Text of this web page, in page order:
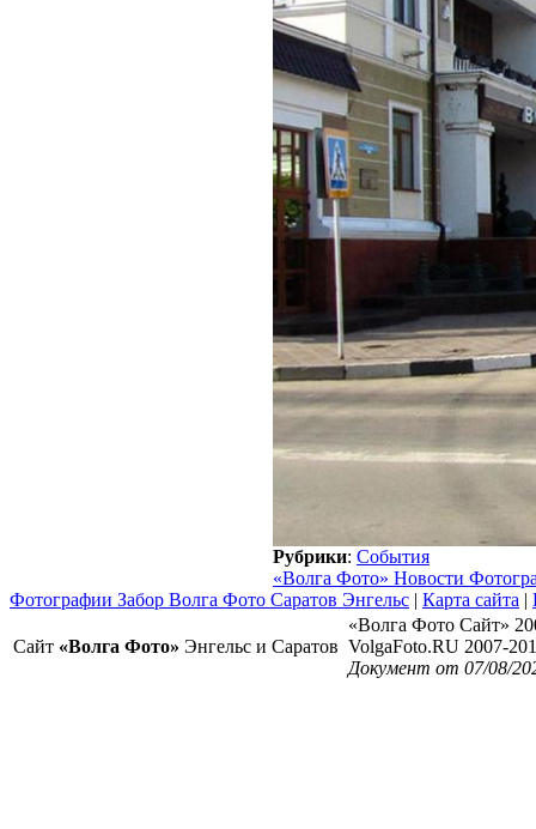
Рубрики: События
«Волга Фото» Новости
Фотографии Забор Волга Фото Саратов Энгельс | Карта сайта |
Сайт «Волга Фото» Энгельс и Саратов
«Волга Фото Сайт»
VolgaFoto.RU 2007-
Документ от 07/08/